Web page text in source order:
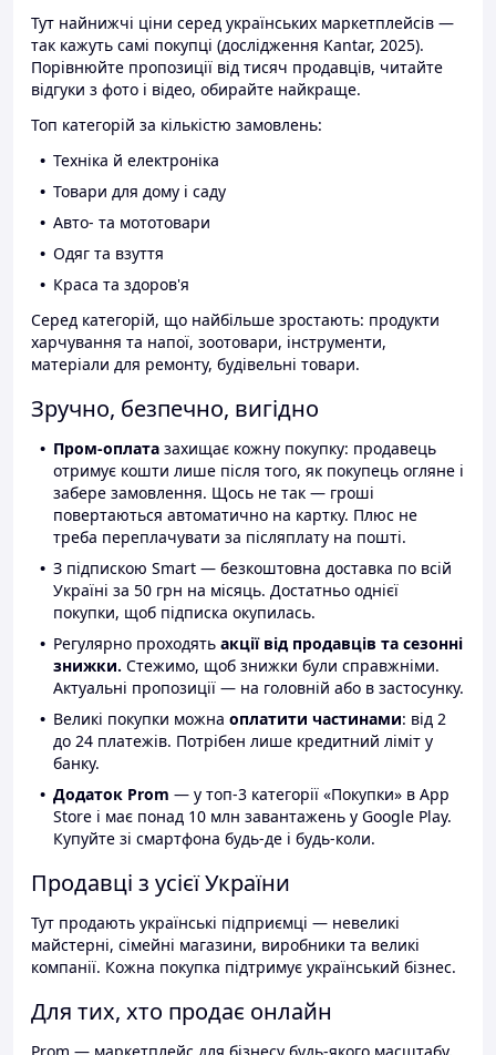
Тут найнижчі ціни серед українських маркетплейсів —
так кажуть самі покупці (дослідження Kantar, 2025).
Порівнюйте пропозиції від тисяч продавців, читайте
відгуки з фото і відео, обирайте найкраще.
Топ категорій за кількістю замовлень:
Техніка й електроніка
Товари для дому і саду
Авто- та мототовари
Одяг та взуття
Краса та здоров'я
Серед категорій, що найбільше зростають: продукти
харчування та напої, зоотовари, інструменти,
матеріали для ремонту, будівельні товари.
Зручно, безпечно, вигідно
Пром-оплата захищає кожну покупку: продавець
отримує кошти лише після того, як покупець огляне і
забере замовлення. Щось не так — гроші
повертаються автоматично на картку. Плюс не
треба переплачувати за післяплату на пошті.
З підпискою Smart — безкоштовна доставка по всій
Україні за 50 грн на місяць. Достатньо однієї
покупки, щоб підписка окупилась.
Регулярно проходять акції від продавців та сезонні
знижки. Стежимо, щоб знижки були справжніми.
Актуальні пропозиції — на головній або в застосунку.
Великі покупки можна оплатити частинами: від 2
до 24 платежів. Потрібен лише кредитний ліміт у
банку.
Додаток Prom — у топ-3 категорії «Покупки» в App
Store і має понад 10 млн завантажень у Google Play.
Купуйте зі смартфона будь-де і будь-коли.
Продавці з усієї України
Тут продають українські підприємці — невеликі
майстерні, сімейні магазини, виробники та великі
компанії. Кожна покупка підтримує український бізнес.
Для тих, хто продає онлайн